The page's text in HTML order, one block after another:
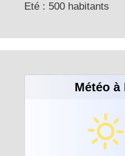
Eté : 500 habitants
Météo à